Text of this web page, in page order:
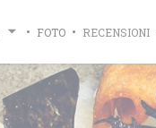
FOTO RECENSIONI